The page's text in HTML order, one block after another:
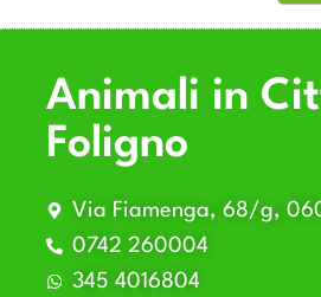
Animali in
Foligno
Via Fiamenga, 68/g,
0742 260004
345 4016804